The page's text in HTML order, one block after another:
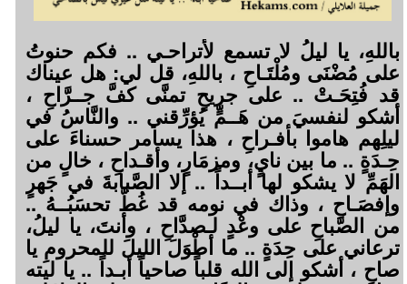
باللهِ، يا ليلُ لا تسمع لأتراحـي .. فكم حنوتُ
على مُضْنَى ومُلْتَـاحِ ، باللهِ، قل لي: هل عيناك
قد فُتِحَـتْ .. على جريحٍ تمنَّى كفَّ جــرَّاحِ ،
أشكو لنفسيَ من هَــمٍّ يُؤرِّقني .. والنَّاسُ في
ليلِهم هاموا بأفـراحِ ، هذا يسامر حسناءَ على
حِـدَةٍ .. ما بين نايٍ، ومزمَارٍ، وأقـداحِ ، خالٍ من
الهَمِّ لا يشكو لها أبــداً .. إلا الصَّبابةَ في جَهرٍ
وإفصَـاحِ ، وذاك في نومه قد غُطَّ تحسَبُــهُ ..
من الصَّباحِ على وعْدٍ لـصدَّاحِ ، وأنتَ، يا ليلُ،
ترعاني على حِدَةٍ .. ما أطْوَلَ الليلَ للمحرومِ يا
صاحِ ، أشكو إلى الله قلباً صاحياً أبـداً .. يا ليته